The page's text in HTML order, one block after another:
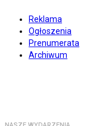
Reklama
Ogłoszenia
Prenumerata
Archiwum